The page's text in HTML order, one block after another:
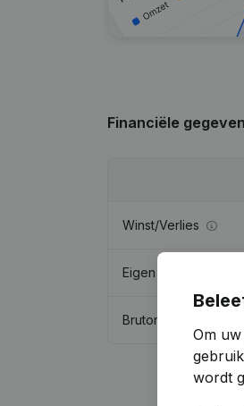
Financiële
Winst/Verlies
Eigen vermogen
Brutomarge
Om
wordt